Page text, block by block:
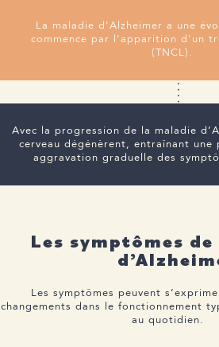
La maladie d’Alzheimer a une
commence par l’apparition d’un
(TNCL).
Avec la progression de la maladie
cerveau dégénèrent, entraînant
aggravation graduelle des
Les symptômes
Les symptômes peuvent
changements dans le fonctionnement
au quotidien.